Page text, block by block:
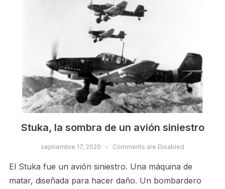
Stuka, la sombra de un avión siniestro
septiembre 17, 2020 Comments are Disabled
El Stuka fue un avión siniestro. Una máquina de
matar, diseñada para hacer daño. Un bombardero